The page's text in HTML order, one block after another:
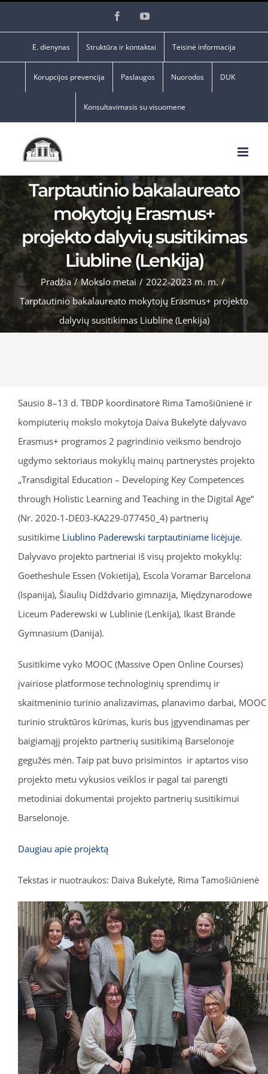
FacebookYouTube
E. dienynas Struktūra ir kontaktai Teisinė informacija
Korupcijos prevencija Paslaugos Nuorodos DUK
Konsultavimasis su visuomene
Tarptautinio bakalaureato
mokytojų Erasmus+
projekto dalyvių susitikimas
Liubline (Lenkija)
Pradžia / Mokslo metai / 2022-2023 m. m. /
Tarptautinio bakalaureato mokytojų Erasmus+ projekto
dalyvių susitikimas Liubline (Lenkija)
Sausio 8–13 d. TBDP koordinatorė Rima Tamošiūnienė ir
kompiuterių mokslo mokytoja Daiva Bukelytė dalyvavo
Erasmus+ programos 2 pagrindinio veiksmo bendrojo
ugdymo sektoriaus mokyklų mainų partnerystės projekto
„Transdigital Education – Developing Key Competences
through Holistic Learning and Teaching in the Digital Age“
(Nr. 2020-1-DE03-KA229-077450_4) partnerių
susitikime Liublino Paderewski tarptautiniame licėjuje.
Dalyvavo projekto partneriai iš visų projekto mokyklų:
Goetheshule Essen (Vokietija), Escola Voramar Barcelona
(Ispanija), Šiaulių Didždvario gimnazija, Międzynarodowe
Liceum Paderewski w Lublinie (Lenkija), Ikast Brande
Gymnasium (Danija).
Susitikime vyko MOOC (Massive Open Online Courses)
įvairiose platformose technologinių sprendimų ir
skaitmeninio turinio analizavimas, planavimo darbai, MOOC
turinio struktūros kūrimas, kuris bus įgyvendinamas per
baigiamąjį projekto partnerių susitikimą Barselonoje
gegužės mėn. Taip pat buvo prisimintos ir aptartos viso
projekto metu vykusios veiklos ir pagal tai parengti
metodiniai dokumentai projekto partnerių susitikimui
Barselonoje.
Daugiau apie projektą
Tekstas ir nuotraukos: Daiva Bukelytė, Rima Tamošiūnienė